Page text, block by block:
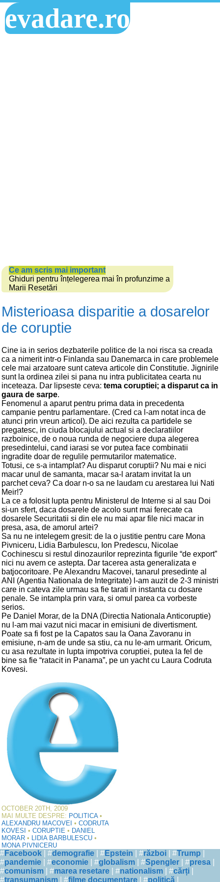
evadare.ro
Ce am scris mai important
Ghiduri pentru înțelegerea mai în profunzime a
Marii Resetări
Misterioasa disparitie a dosarelor
de coruptie
Cine ia in serios dezbaterile politice de la noi risca sa creada
ca a nimerit intr-o Finlanda sau Danemarca in care problemele
cele mai arzatoare sunt cateva articole din Constitutie. Jignirile
sunt la ordinea zilei si pana nu intra publicitatea cearta nu
inceteaza. Dar lipseste ceva: tema coruptiei; a disparut ca in
gaura de sarpe.
Fenomenul a aparut pentru prima data in precedenta
campanie pentru parlamentare. (Cred ca l-am notat inca de
atunci prin vreun articol). De aici rezulta ca partidele se
pregatesc, in ciuda blocajului actual si a declaratiilor
razboinice, de o noua runda de negociere dupa alegerea
presedintelui, cand iarasi se vor putea face combinatii
ingradite doar de regulile permutarilor matematice.
Totusi, ce s-a intamplat? Au disparut coruptii? Nu mai e nici
macar unul de samanta, macar sa-l aratam invitat la un
parchet ceva? Ca doar n-o sa ne laudam cu arestarea lui Nati
Meir!?
La ce a folosit lupta pentru Ministerul de Interne si al sau Doi
si-un sfert, daca dosarele de acolo sunt mai ferecate ca
dosarele Securitatii si din ele nu mai apar file nici macar in
presa, asa, de amorul artei?
Sa nu ne intelegem gresit: de la o justitie pentru care Mona
Pivniceru, Lidia Barbulescu, Ion Predescu, Nicolae
Cochinescu si restul dinozaurilor reprezinta figurile “de export”
nici nu avem ce astepta. Dar tacerea asta generalizata e
batjocoritoare. Pe Alexandru Macovei, tanarul presedinte al
ANI (Agentia Nationala de Integritate) l-am auzit de 2-3 ministri
care in cateva zile urmau sa fie tarati in instanta cu dosare
penale. Se intampla prin vara, si omul parea ca vorbeste
serios.
Pe Daniel Morar, de la DNA (Directia Nationala Anticoruptie)
nu l-am mai vazut nici macar in emisiuni de divertisment.
Poate sa fi fost pe la Capatos sau la Oana Zavoranu in
emisiune, n-am de unde sa stiu, ca nu le-am urmarit. Oricum,
cu asa rezultate in lupta impotriva coruptiei, putea la fel de
bine sa fie “ratacit in Panama”, pe un yacht cu Laura Codruta
Kovesi.
OCTOBER 20TH, 2009
MAI MULTE DESPRE: POLITICA•
ALEXANDRU MACOVEI • CODRUTA
KOVESI • CORUPTIE • DANIEL
MORAR • LIDIA BARBULESCU •
MONA PIVNICERU
#Facebook | #demografie | #Epstein | #război | #Trump
#pandemie | #economie | #globalism | #Spengler | #presa
#comunism | #marea resetare | #nationalism | #cărți
#transumanism | #filme documentare | #politică